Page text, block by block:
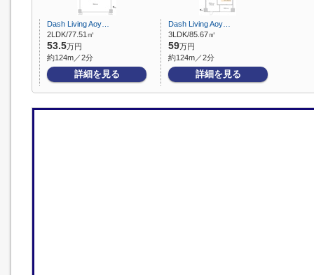
Dash Living Aoy…
2LDK/77.51㎡
53.5万円
約124m／2分
詳細を見る
Dash Living Aoy…
3LDK/85.67㎡
59万円
約124m／2分
詳細を見る